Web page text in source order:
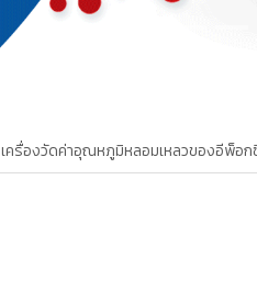
เครื่องวัดค่าอุณหภูมิหลอมเหลวของอีพ็อ